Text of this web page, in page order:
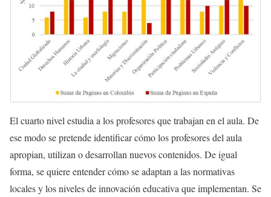
El cuarto nivel estudia a los profesores que trabajan en el aula. De
ese modo se pretende identificar cómo los profesores del aula
apropian, utilizan o desarrollan nuevos contenidos. De igual
forma, se quiere entender cómo se adaptan a las normativas
locales y los niveles de innovación educativa que implementan. Se